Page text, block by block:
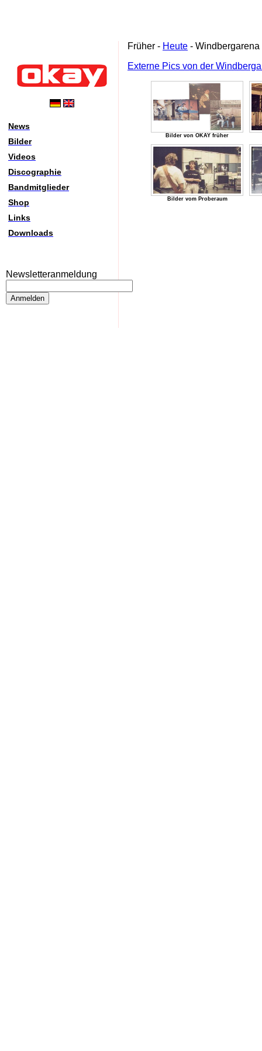
News
Bilder
Videos
Discographie
Bandmitglieder
Shop
Links
Downloads
Newsletteranmeldung
Früher - Heute - Windbergarena
Externe Pics von der
Bilder von OKAY früher
Bilder vom Proberaum